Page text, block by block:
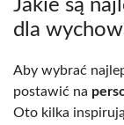
Jakie są
dla
Aby wybrać
postawić na
Oto kilka